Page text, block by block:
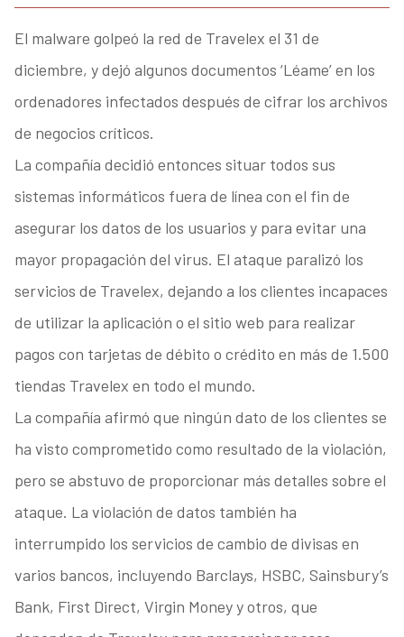
El malware golpeó la red de Travelex el 31 de
diciembre, y dejó algunos documentos ‘Léame’ en los
ordenadores infectados después de cifrar los archivos
de negocios críticos.
La compañía decidió entonces situar todos sus
sistemas informáticos fuera de línea con el fin de
asegurar los datos de los usuarios y para evitar una
mayor propagación del virus. El ataque paralizó los
servicios de Travelex, dejando a los clientes incapaces
de utilizar la aplicación o el sitio web para realizar
pagos con tarjetas de débito o crédito en más de 1.500
tiendas Travelex en todo el mundo.
La compañía afirmó que ningún dato de los clientes se
ha visto comprometido como resultado de la violación,
pero se abstuvo de proporcionar más detalles sobre el
ataque. La violación de datos también ha
interrumpido los servicios de cambio de divisas en
varios bancos, incluyendo Barclays, HSBC, Sainsbury’s
Bank, First Direct, Virgin Money y otros, que